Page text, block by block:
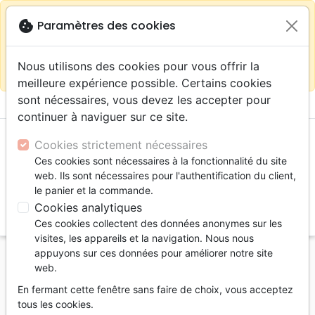
Continuer sur le site France close
warningSelon votre
localisation (États-
sur la boutique La Maison de la Bible Suisse
menu shopping_cart
Accueil Livres
Commentaires
La carrière de l'apôtre Paul
cookie Paramètres des cookies
Nous utilisons des cookies pour vous offrir la
meilleure expérience possible. Certains cookies
sont nécessaires, vous devez les accepter pour
continuer à naviguer sur ce site.
Cookies strictement nécessaires
Ces cookies sont nécessaires à la fonctionnalité du site
web. Ils sont nécessaires pour l'authentification du client,
le panier et la commande.
Cookies analytiques
Ces cookies collectent des données anonymes sur les
visites, les appareils et la navigation. Nous nous
appuyons sur ces données pour améliorer notre site
web.
En fermant cette fenêtre sans faire de choix, vous acceptez
tous les cookies.